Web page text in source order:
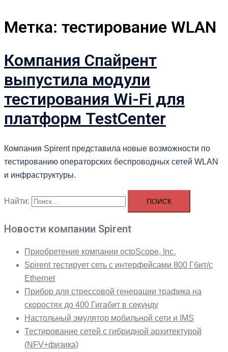
Метка: тестирование WLAN
Компания Спайрент
выпустила модули
тестирования Wi-Fi для
платформ TestCenter
Компания Spirent представила новые возможности по
тестированию операторских беспроводных сетей WLAN
и инфраструктуры.
Найти:
Новости компании Spirent
Приобретение компании octoScope, Inc.
Spirent тестирует сеть с интерфейсами 800 Гбит/с
Ethernet
Прибор для стрессовой генерации трафика на
скоростях до 400 Гигабит в секунду
Настольный эмулятор мобильной сети и IMS
Тестирование сетей с гибридной архитектурой
(NFV+физика)